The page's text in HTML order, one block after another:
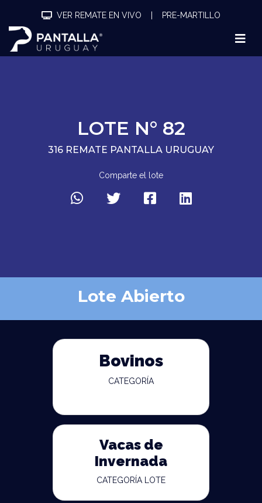
VER REMATE EN VIVO PRE-MARTILLO
LOTE N° 82
316 REMATE PANTALLA URUGUAY
Comparte el lote
Lote Abierto
Bovinos
CATEGORÍA
Vacas de
Invernada
CATEGORÍA LOTE